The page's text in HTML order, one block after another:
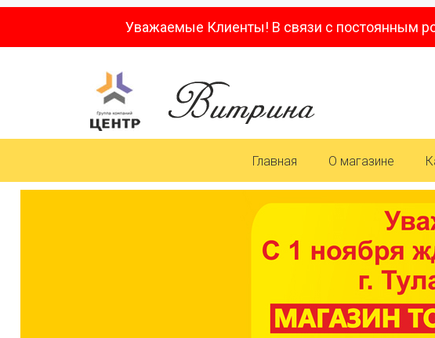
Уважаемые Клиенты! В связи с постоянным
Главная О магазине